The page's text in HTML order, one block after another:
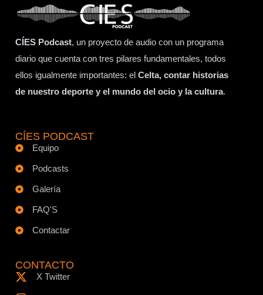
CÍES Podcast, un proyecto de audio con un programa
diario que cuenta con tres pilares fundamentales, todos
ellos igualmente importantes: el Celta, contar historias
de nuestro deporte y el mundo del ocio y la cultura.
CÍES PODCAST
Equipo
Podcasts
Galería
FAQ'S
Contactar
CONTACTO
X Twitter